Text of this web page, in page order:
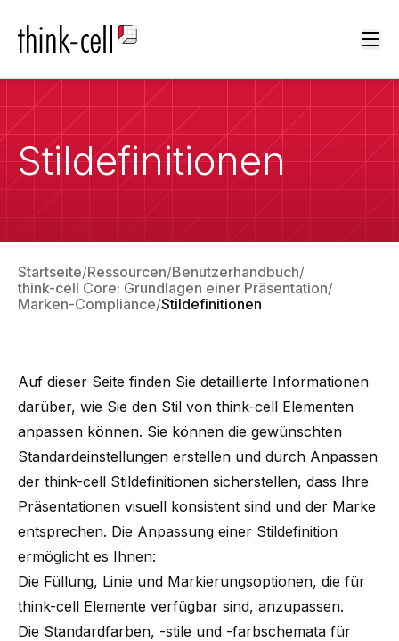
Stildefinitionen
Startseite Ressourcen Benutzerhandbuch
think-cell Core: Grundlagen einer Präsentation
Marken-Compliance Stildefinitionen
Auf dieser Seite finden Sie detaillierte Informationen
darüber, wie Sie den Stil von think-cell Elementen
anpassen können. Sie können die gewünschten
Standardeinstellungen erstellen und durch Anpassen
der think-cell Stildefinitionen sicherstellen, dass Ihre
Präsentationen visuell konsistent sind und der Marke
entsprechen. Die Anpassung einer Stildefinition
ermöglicht es Ihnen:
Die Füllung, Linie und Markierungsoptionen, die für
think-cell Elemente verfügbar sind, anzupassen.
Die Standardfarben, -stile und -farbschemata für